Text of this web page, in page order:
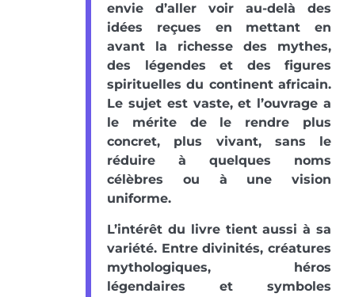
envie d’aller voir au-delà des
idées reçues en mettant en
avant la richesse des mythes,
des légendes et des figures
spirituelles du continent africain.
Le sujet est vaste, et l’ouvrage a
le mérite de le rendre plus
concret, plus vivant, sans le
réduire à quelques noms
célèbres ou à une vision
uniforme.
L’intérêt du livre tient aussi à sa
variété. Entre divinités, créatures
mythologiques, héros
légendaires et symboles